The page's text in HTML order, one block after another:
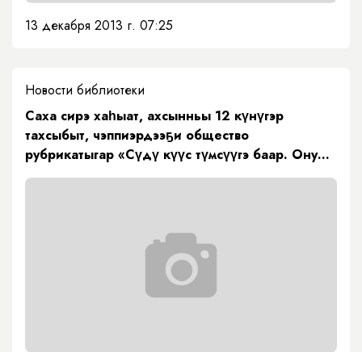
13 декабря 2013 г. 07:25
Новости библиотеки
Саха сирэ хаһыат, ахсынньы 12 күнүгэр
тахсыбыт, чэппиэрдээҕи общество
рубрикатыгар «Сүдү күүс түмсүүгэ баар. Ону
туһаныахха» диэн М.Е. Николаев интервьютун